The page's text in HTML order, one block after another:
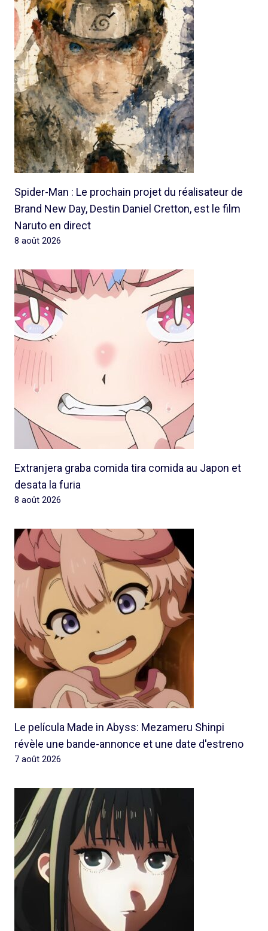
Spider-Man : Le prochain projet du réalisateur de
Brand New Day, Destin Daniel Cretton, est le film
Naruto en direct
8 août 2026
Extranjera graba comida tira comida au Japon et
desata la furia
8 août 2026
Le película Made in Abyss: Mezameru Shinpi
révèle une bande-annonce et une date d'estreno
7 août 2026